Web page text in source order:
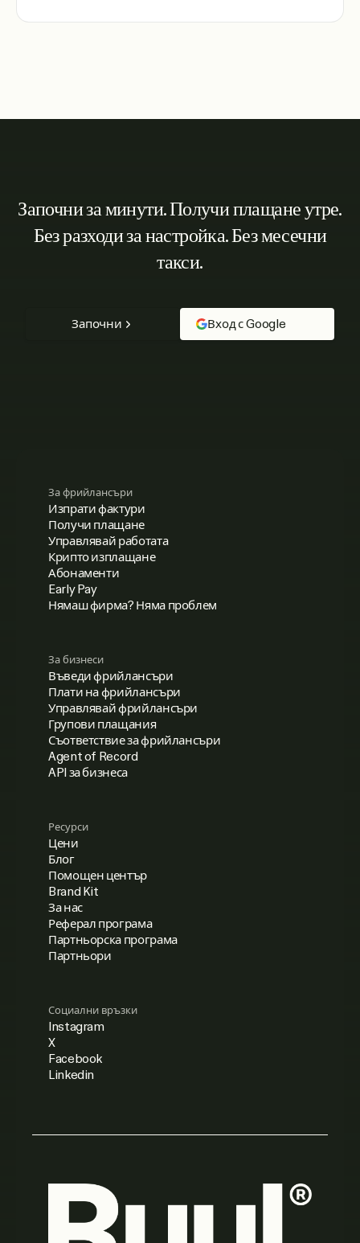
Започни за минути. Получи плащане утре.
Без разходи за настройка. Без месечни
такси.
Започни Вход с Google
За фрийлансъри
Изпрати фактури
Получи плащане
Управлявай работата
Крипто изплащане
Абонаменти
Early Pay
Нямаш фирма? Няма проблем
За бизнеси
Въведи фрийлансъри
Плати на фрийлансъри
Управлявай фрийлансъри
Групови плащания
Съответствие за фрийлансъри
Agent of Record
API за бизнеса
Ресурси
Цени
Блог
Помощен център
Brand Kit
За нас
Реферал програма
Партньорска програма
Партньори
Социални връзки
Instagram
X
Facebook
Linkedin